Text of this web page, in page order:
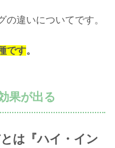
の違いについてです。
です。
果が出る
は『ハイ・イン